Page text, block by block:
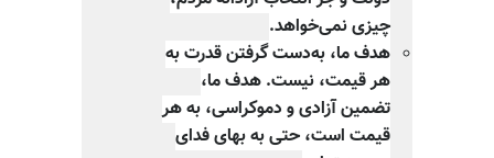
چیزی نمی‌خواهد.
هدف ما، به‌دست گرفتن قدرت به
هر قیمت، نیست. هدف ما،
تضمین آزادی و دموکراسی، به هر
قیمت است، حتی به بهای فدای